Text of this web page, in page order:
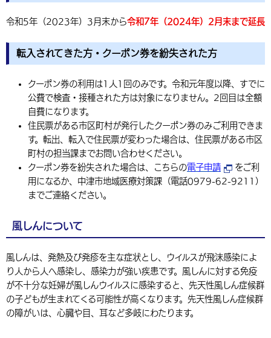
令和5年（2023年）3月末から令和7年（2024年）2月末まで延長
転入されてきた方・クーポン券を紛失された方
クーポン券の利用は1人1回のみです。令和元年度以降、すでに
公費で検査・接種された方は対象になりません。2回目は全額
自費になります。
住民票がある市区町村が発行したクーポン券のみご利用できま
す。転出、転入で住民票が変わった場合は、住民票がある市区
町村の担当課までお問い合わせください。
クーポン券を紛失された場合は、
こちらの電子申請
をご利
用になるか、中津市地域医療対策課（電話0979-62-9211）
までご連絡ください。
風しんについて
風しんは、発熱及び発疹を主な症状とし、ウイルスが飛沫感染によ
り人から人へ感染し、感染力が強い疾患です。風しんに対する免疫
が不十分な妊婦が風しんウイルスに感染すると、先天性風しん症候群
の子どもが生まれてくる可能性が高くなります。先天性風しん症候群
の障がいは、心臓や目、耳など多岐にわたります。